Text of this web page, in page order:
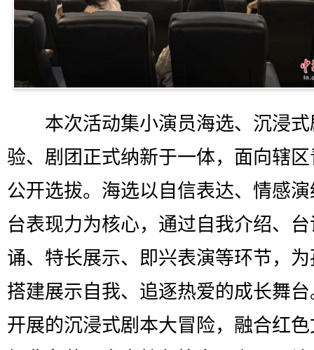
本次活动集小演员海选、沉浸式
验、剧团正式纳新于一体，面向辖
公开选拔。海选以自信表达、情感
台表现力为核心，通过自我介绍、
诵、特长展示、即兴表演等环节，
搭建展示自我、追逐热爱的成长舞
开展的沉浸式剧本大冒险，融合红